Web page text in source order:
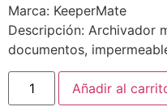
Marca: KeeperMate
Descripción: Archivador
documentos,
Añadir al